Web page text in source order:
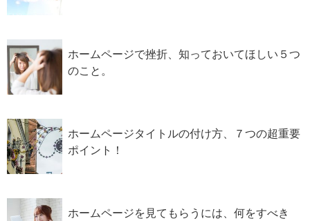
ホームページで挫折、知っておいてほしい５つ
のこと。
ホームページタイトルの付け方、７つの超重要
ポイント！
ホームページを見てもらうには、何をすべき